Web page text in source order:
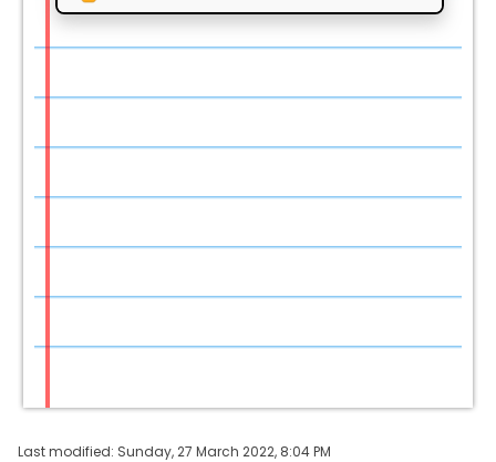
Last modified: Sunday, 27 March 2022, 8:04 PM